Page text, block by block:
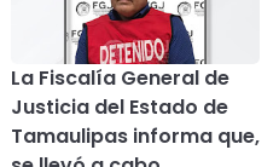
La Fiscalía General de
Justicia del Estado de
Tamaulipas informa que,